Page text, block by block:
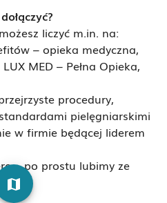
liczyć m.in. na:
– opieka medyczna,
MED – Pełna Opieka,
procedury,
pielęgniarskimi
w firmie będącej liderem
– po prostu lubimy ze
map